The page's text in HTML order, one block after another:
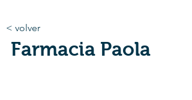
< volver
Farmacia Paola